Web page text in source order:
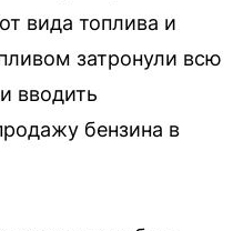
вида топлива и
затронули всю
вводить
бензина в